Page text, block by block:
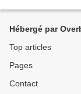
Hébergé par
Top articles
Pages
Contact